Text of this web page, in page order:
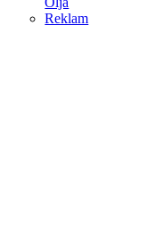
Reklam